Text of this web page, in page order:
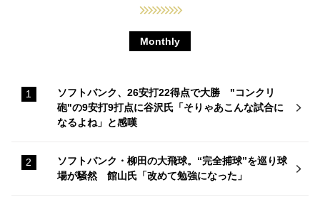
Monthly
ソフトバンク、26安打22得点で大勝 "コンクリ
砲"の9安打9打点に谷沢氏「そりゃあこんな試合に
なるよね」と感嘆
ソフトバンク・柳田の大飛球。“完全捕球”を巡り球
場が騒然 館山氏「改めて勉強になった」